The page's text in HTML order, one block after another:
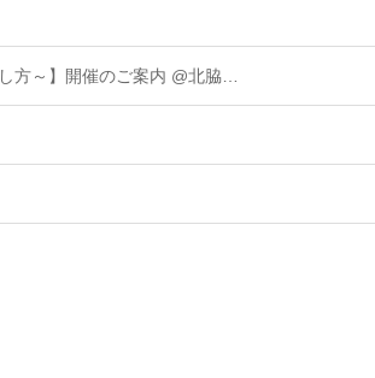
～】開催のご案内 @北脇…